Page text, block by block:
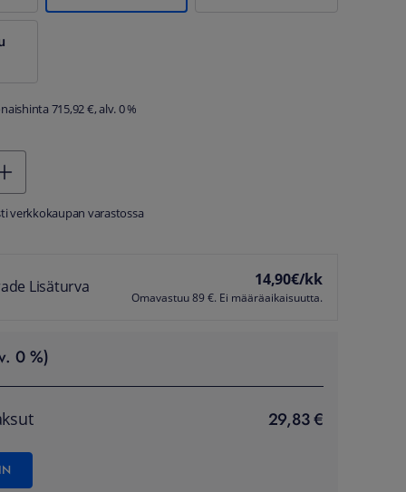
715,92 €, alv. 0 %
verkkokaupan varastossa
Lisäturva 14,90€/kk
Omavastuu 89 €. Ei määräaikaisuutta.
0 %)
29,83 €